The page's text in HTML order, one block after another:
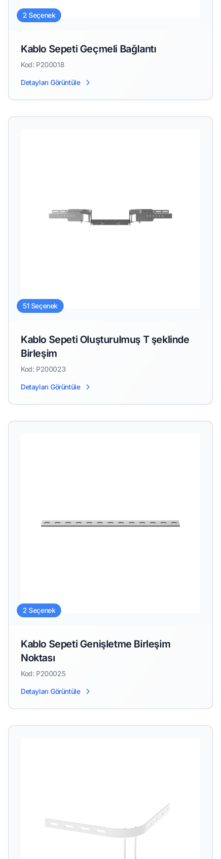
2 Seçenek
Kablo Sepeti Geçmeli Bağlantı
Kod: P200018
Detayları Görüntüle
51 Seçenek
Kablo Sepeti Oluşturulmuş T şeklinde
Birleşim
Kod: P200023
Detayları Görüntüle
2 Seçenek
Kablo Sepeti Genişletme Birleşim
Noktası
Kod: P200025
Detayları Görüntüle